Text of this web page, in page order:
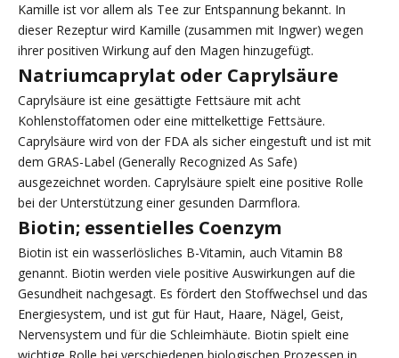
Kamille ist vor allem als Tee zur Entspannung bekannt. In
dieser Rezeptur wird Kamille (zusammen mit Ingwer) wegen
ihrer positiven Wirkung auf den Magen hinzugefügt.
Natriumcaprylat oder Caprylsäure
Caprylsäure ist eine gesättigte Fettsäure mit acht
Kohlenstoffatomen oder eine mittelkettige Fettsäure.
Caprylsäure wird von der FDA als sicher eingestuft und ist mit
dem GRAS-Label (Generally Recognized As Safe)
ausgezeichnet worden. Caprylsäure spielt eine positive Rolle
bei der Unterstützung einer gesunden Darmflora.
Biotin; essentielles Coenzym
Biotin ist ein wasserlösliches B-Vitamin, auch Vitamin B8
genannt. Biotin werden viele positive Auswirkungen auf die
Gesundheit nachgesagt. Es fördert den Stoffwechsel und das
Energiesystem, und ist gut für Haut, Haare, Nägel, Geist,
Nervensystem und für die Schleimhäute. Biotin spielt eine